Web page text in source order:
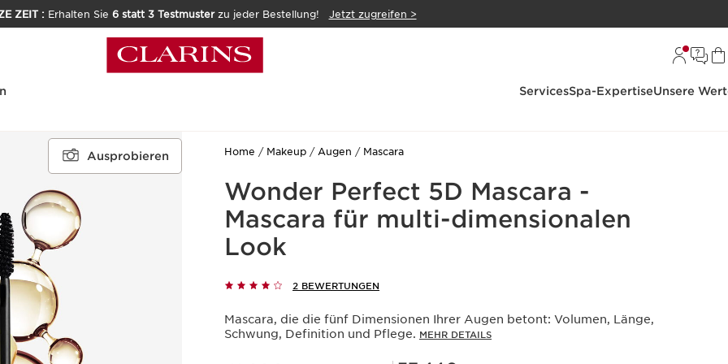
ZEIT : Erhalten Sie 6 statt 3 Testmusterzu jeder Bestellung! Jetzt zugreifen >
ServicesSpa-ExpertiseUnsere
Ausprobieren Home Makeup Augen Mascara
Wonder Perfect 5D Mascara -
Mascara für multi-dimensionalen
Look
2 BEWERTUNGEN
Mascara, die die fünf Dimensionen Ihrer Augen betont: Volumen, Länge,
Schwung, Definition und Pflege. MEHR DETAILS